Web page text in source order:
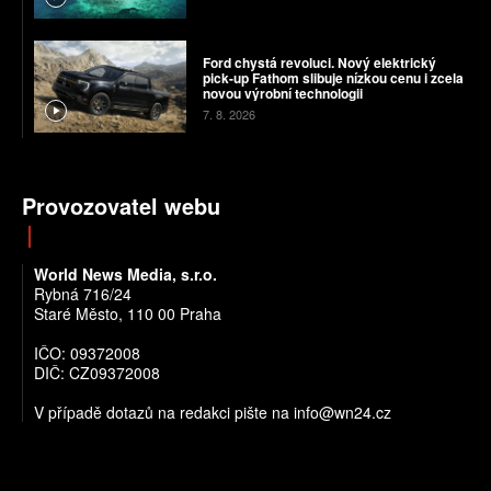
Ford chystá revoluci. Nový elektrický
pick-up Fathom slibuje nízkou cenu i zcela
novou výrobní technologii
7. 8. 2026
Provozovatel webu
World News Media, s.r.o.
Rybná 716/24
Staré Město, 110 00 Praha
IČO: 09372008
DIČ: CZ09372008
V případě dotazů na redakci pište na info@wn24.cz